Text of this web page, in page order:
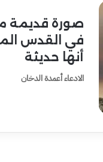
في القدس
أنها حديثة
الادعاء أعمدة الدخان